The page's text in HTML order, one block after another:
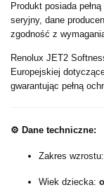
Produkt posiada pełną
seryjny, dane
zgodność z
Renolux JET2
Europejskiej
gwarantując pełną
⚙️ Dane techniczne:
Zakres wzrostu:
Wiek dziecka: